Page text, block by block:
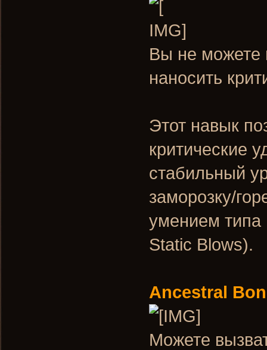
Вы не можете
наносить
Этот навык
критические
стабильный
заморозку/
умением типа
Static Blows).
Ancestral
Можете